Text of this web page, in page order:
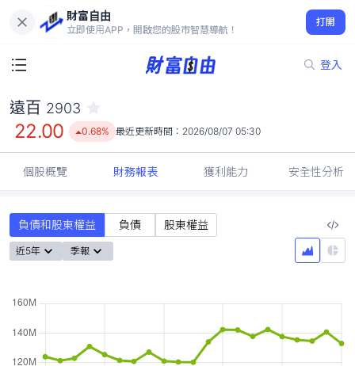
財富自由
立即使用APP，開啟您的股市智慧導航！
打開
登入
22.00
0.68%
遠百 2903
22.00 0.68% 最近更新時間： 2026/08/07 05:30
個股概覽 財務報表 獲利能力 安全性分析
負債和股東權益 負債 股東權益
近5年 季報